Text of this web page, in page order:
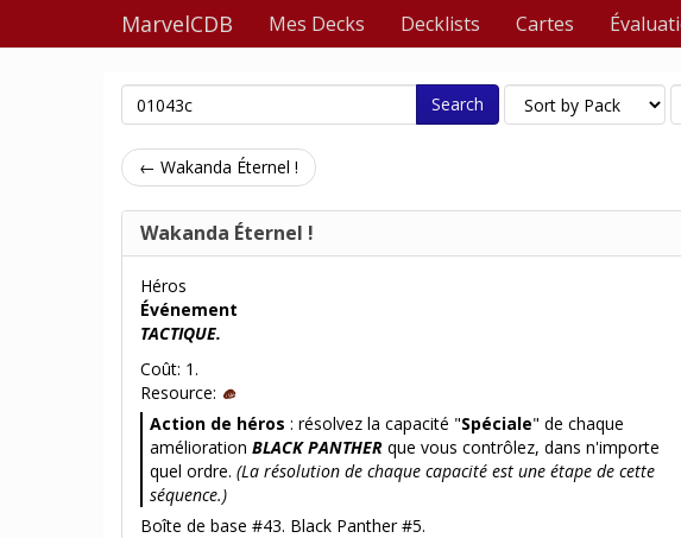
MarvelCDB Mes Decks Decklists Cartes
Search
← Wakanda Éternel !
Wakanda Éternel !
Héros
Événement
TACTIQUE.
Coût: 1.
Resource:
Action de héros : résolvez la capacité "Spéciale" de chaque
amélioration BLACK PANTHER que vous contrôlez, dans n'importe
quel ordre. (La résolution de chaque capacité est une étape de cette
séquence.)
Boîte de base #43. Black Panther #5.